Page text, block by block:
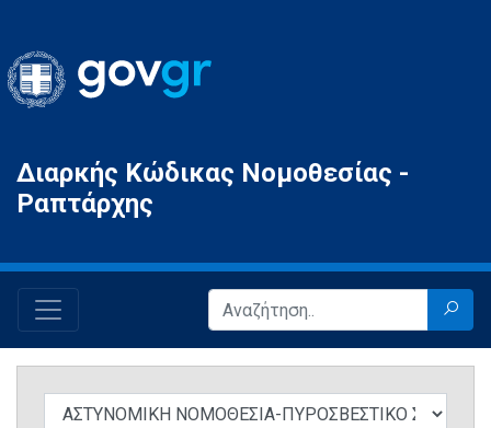
Gov.gr
Διαρκής Κώδικας Νομοθεσίας -
Ραπτάρχης